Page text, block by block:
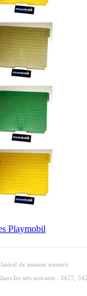
Playmobil
de maison western
les sets suivants : 3427,